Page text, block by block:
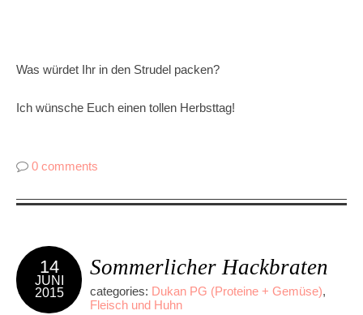
Was würdet Ihr in den Strudel packen?
Ich wünsche Euch einen tollen Herbsttag!
0 comments
14
JUNI
2015
Sommerlicher Hackbraten
categories: Dukan PG (Proteine + Gemüse),
Fleisch und Huhn